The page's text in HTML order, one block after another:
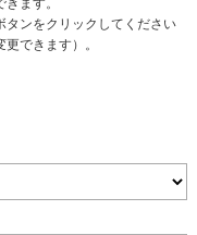
ます。
タンをクリックしてください
できます）。